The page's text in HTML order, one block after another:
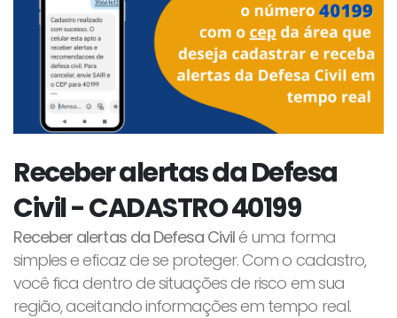
Receber alertas da Defesa
Civil - CADASTRO 40199
Receber alertas da Defesa Civilé uma forma
simples e eficaz de se proteger. Com o cadastro,
você fica dentro de situações de risco em sua
região, aceitando informações em tempo real.